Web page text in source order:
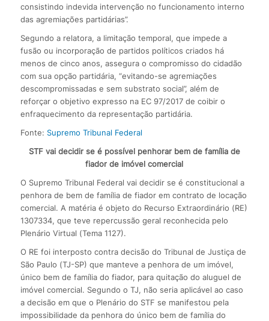
consistindo indevida intervenção no funcionamento interno
das agremiações partidárias”.
Segundo a relatora, a limitação temporal, que impede a
fusão ou incorporação de partidos políticos criados há
menos de cinco anos, assegura o compromisso do cidadão
com sua opção partidária, “evitando-se agremiações
descompromissadas e sem substrato social”, além de
reforçar o objetivo expresso na EC 97/2017 de coibir o
enfraquecimento da representação partidária.
Fonte: Supremo Tribunal Federal
STF vai decidir se é possível penhorar bem de família de
fiador de imóvel comercial
O Supremo Tribunal Federal vai decidir se é constitucional a
penhora de bem de família de fiador em contrato de locação
comercial. A matéria é objeto do Recurso Extraordinário (RE)
1307334, que teve repercussão geral reconhecida pelo
Plenário Virtual (Tema 1127).
O RE foi interposto contra decisão do Tribunal de Justiça de
São Paulo (TJ-SP) que manteve a penhora de um imóvel,
único bem de família do fiador, para quitação do aluguel de
imóvel comercial. Segundo o TJ, não seria aplicável ao caso
a decisão em que o Plenário do STF se manifestou pela
impossibilidade da penhora do único bem de família do